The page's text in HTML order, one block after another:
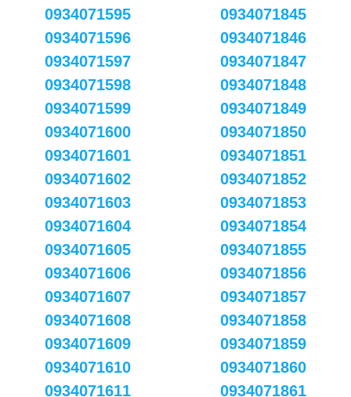
0934071595
0934071596
0934071597
0934071598
0934071599
0934071600
0934071601
0934071602
0934071603
0934071604
0934071605
0934071606
0934071607
0934071608
0934071609
0934071610
0934071611
0934071845
0934071846
0934071847
0934071848
0934071849
0934071850
0934071851
0934071852
0934071853
0934071854
0934071855
0934071856
0934071857
0934071858
0934071859
0934071860
0934071861